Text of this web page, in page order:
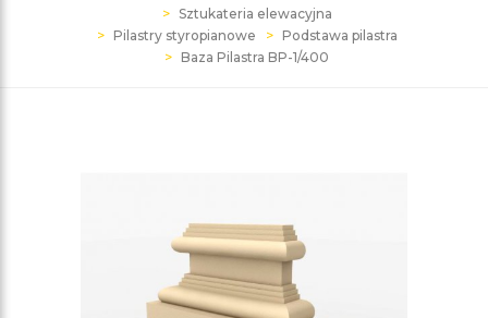
Sztukateria elewacyjna
Pilastry styropianowe
Podstawa pilastra
Baza Pilastra BP-1/400